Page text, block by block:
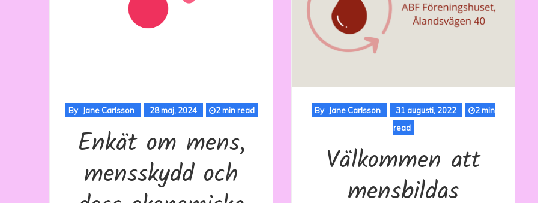
By Jane Carlsson 28 maj, 2024 2 min read
Enkät om mens,
mensskydd och
By Jane Carlsson 31 augusti, 2022
2 min
read
Välkommen att
mensbildas